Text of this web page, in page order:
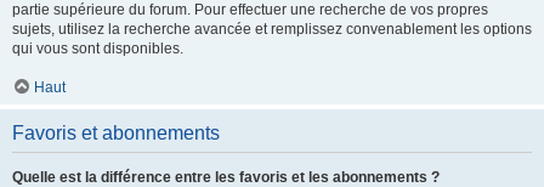
partie supérieure du forum. Pour effectuer une recherche de vos propres
sujets, utilisez la recherche avancée et remplissez convenablement les options
qui vous sont disponibles.
Haut
Favoris et abonnements
Quelle est la différence entre les favoris et les abonnements ?